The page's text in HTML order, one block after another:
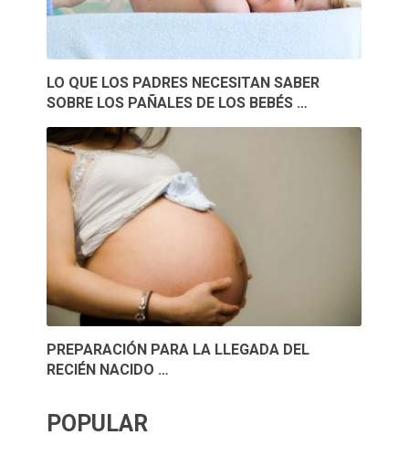
LO QUE LOS PADRES NECESITAN SABER
SOBRE LOS PAÑALES DE LOS BEBÉS …
PREPARACIÓN PARA LA LLEGADA DEL
RECIÉN NACIDO …
POPULAR